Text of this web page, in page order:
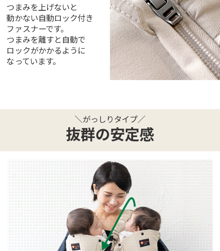
つまみを上げないと
動かない自動ロック付き
ファスナーです。
つまみを離すと自動で
ロックがかかるように
なっています。
＼がっしりタイプ／
抜群の安定感